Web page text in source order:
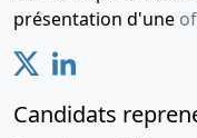
présentation d'une
Candidats